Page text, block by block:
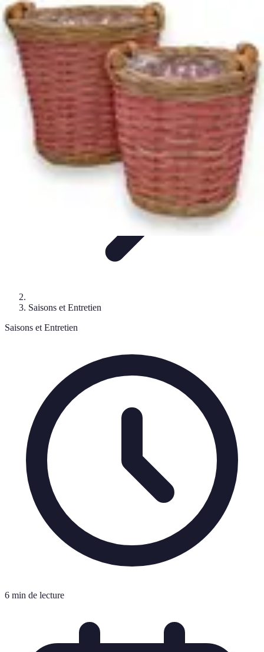
Conseils Jardinage
Entretien et AménagementEntretien des Plantes
jardin Entretien du JardinConseils Pratiques
Conseils Jardinage
Saisons et Entretien
Saisons et Entretien
6 min de lecture